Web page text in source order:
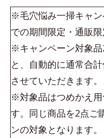
※毛穴悩み一掃キャン
での期間限定・通販限
※キャンペーン対象品
と、自動的に通常合
させていただきます。
※対象品はつめかえ
す。同じ商品を2点ご
ンの対象となります。